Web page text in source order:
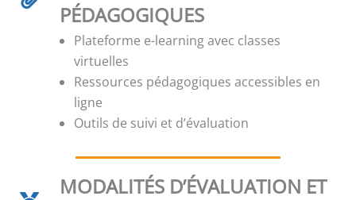
PÉDAGOGIQUES
Plateforme e-learning avec classes
virtuelles
Ressources pédagogiques accessibles en
ligne
Outils de suivi et d’évaluation
MODALITÉS D’ÉVALUATION ET